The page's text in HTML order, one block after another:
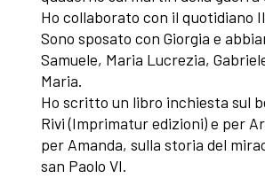
Ho collaborato con il quotidiano
Sono sposato con Giorgia e
Samuele, Maria Lucrezia,
Maria.
Ho scritto un libro inchiesta sul
Rivi (Imprimatur edizioni) e per
per Amanda, sulla storia del
san Paolo VI.